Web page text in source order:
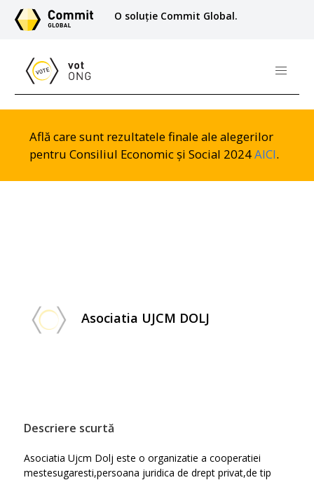
O soluție Commit Global.
Află care sunt rezultatele finale ale alegerilor
pentru Consiliul Economic și Social 2024AICI.
Asociatia UJCM DOLJ
Descriere scurtă
Asociatia Ujcm Dolj este o organizatie a cooperatiei
mestesugaresti,persoana juridica de drept privat,de tip